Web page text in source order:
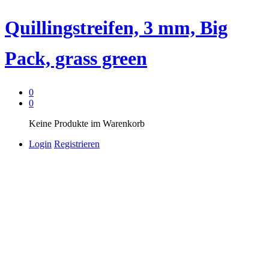
Quillingstreifen, 3 mm, Big
Pack, grass green
0
0
Keine Produkte im Warenkorb
Login Registrieren